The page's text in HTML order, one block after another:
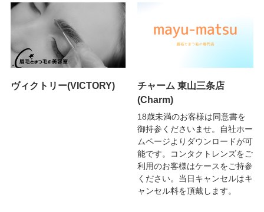
ヴィクトリー(VICTORY)
チャーム 東山三条店
(Charm)
18歳未満のお客様は同意書を
御持参くださいませ。自社ホー
ムページよりダウンロードが可
能です。コンタクトレンズをご
利用のお客様はケースをご持参
ください。当日キャンセルはキ
ャンセル料を頂戴します。